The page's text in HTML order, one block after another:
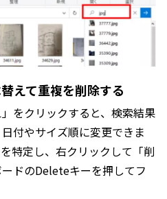
えて重複を削除する
をクリックすると、検索結果
付やサイズ順に変更できま
特定し、右クリックして「削
ドのDeleteキーを押してフ